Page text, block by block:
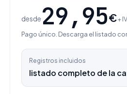
desde 29,95€+
Pago único. Descarga el listado
Registros incluidos
listado completo de la